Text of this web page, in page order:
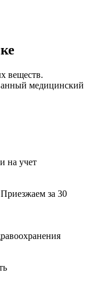
веществ.
медицинский
на учет
за 30